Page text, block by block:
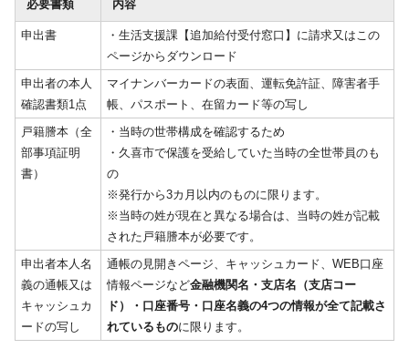
必要書類 内容
申出書
・生活支援課【追加給付受付窓口】に請求又はこの
ページからダウンロード
申出者の本人
確認書類1点
マイナンバーカードの表面、運転免許証、障害者手
帳、パスポート、在留カード等の写し
戸籍謄本（全
部事項証明
書）
・当時の世帯構成を確認するため
・久喜市で保護を受給していた当時の全世帯員のも
の
※発行から3カ月以内のものに限ります。
※当時の姓が現在と異なる場合は、当時の姓が記載
された戸籍謄本が必要です。
申出者本人名
義の通帳又は
キャッシュカ
ードの写し
通帳の見開きページ、キャッシュカード、WEB口座
情報ページなど金融機関名・支店名（支店コー
ド）・口座番号・口座名義の4つの情報が全て記載さ
れているものに限ります。